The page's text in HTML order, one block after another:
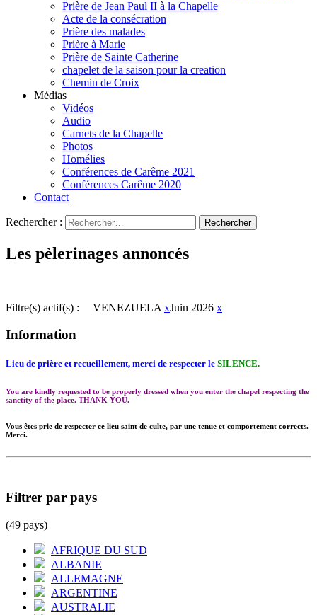
Prière de Jean Paul II à la Chapelle
Acte de la consécration
Prière des malades
Prière à Marie
Prière de Sainte Catherine
chapelet de la saison pour la creation
Chemin de Croix
Médias
Vidéos
Audio
Carnets de la Chapelle
Photos
Homélies
Conférences de Carême 2021
Conférences Carême 2020
Contact
Rechercher :
Les pèlerinages annoncés
Filtre(s) actif(s) : VENEZUELA xJuin 2026 x
Information
Lieu de prière et recueillement, merci de respecter le SILENCE.
You are kindly requested to be properly dressed when you enter the chapel respecting the
sanctity of the place. THANK YOU.
Vous êtes prie de respecter ce lieu saint de culte, par une tenue et comportement corrects.
Merci.
Filtrer par pays
(49 pays)
AFRIQUE DU SUD
ALBANIE
ALLEMAGNE
ARGENTINE
AUSTRALIE